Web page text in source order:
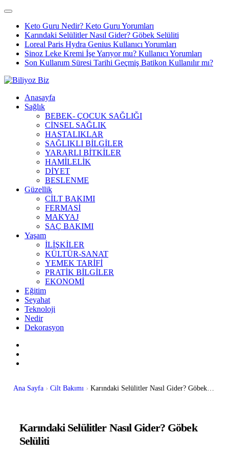
Keto Guru Nedir? Keto Guru Yorumları
Karındaki Selülitler Nasıl Gider? Göbek Selüliti
Loreal Paris Hydra Genius Kullanıcı Yorumları
Sinoz Leke Kremi İşe Yarıyor mu? Kullanıcı Yorumları
Son Kullanım Süresi Tarihi Geçmiş Batikon Kullanılır mı?
Anasayfa
Sağlık
BEBEK- ÇOCUK SAĞLIĞI
CİNSEL SAĞLIK
HASTALIKLAR
SAĞLIKLI BİLGİLER
YARARLI BİTKİLER
HAMİLELİK
DİYET
BESLENME
Güzellik
CİLT BAKIMI
FERMASİ
MAKYAJ
SAÇ BAKIMI
Yaşam
İLİŞKİLER
KÜLTÜR-SANAT
YEMEK TARİFİ
PRATİK BİLGİLER
EKONOMİ
Eğitim
Seyahat
Teknoloji
Nedir
Dekorasyon
Ana Sayfa Cilt Bakımı Karındaki Selülitler Nasıl Gider? Göbek Selüliti
Karındaki Selülitler Nasıl Gider? Göbek
Selüliti